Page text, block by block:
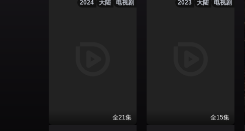
电视剧
大陆
2024
全21集
电视剧
大陆
2023
全15集